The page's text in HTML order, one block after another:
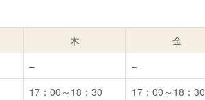
木 金
– –
17：00～18：30 17：00～18：30